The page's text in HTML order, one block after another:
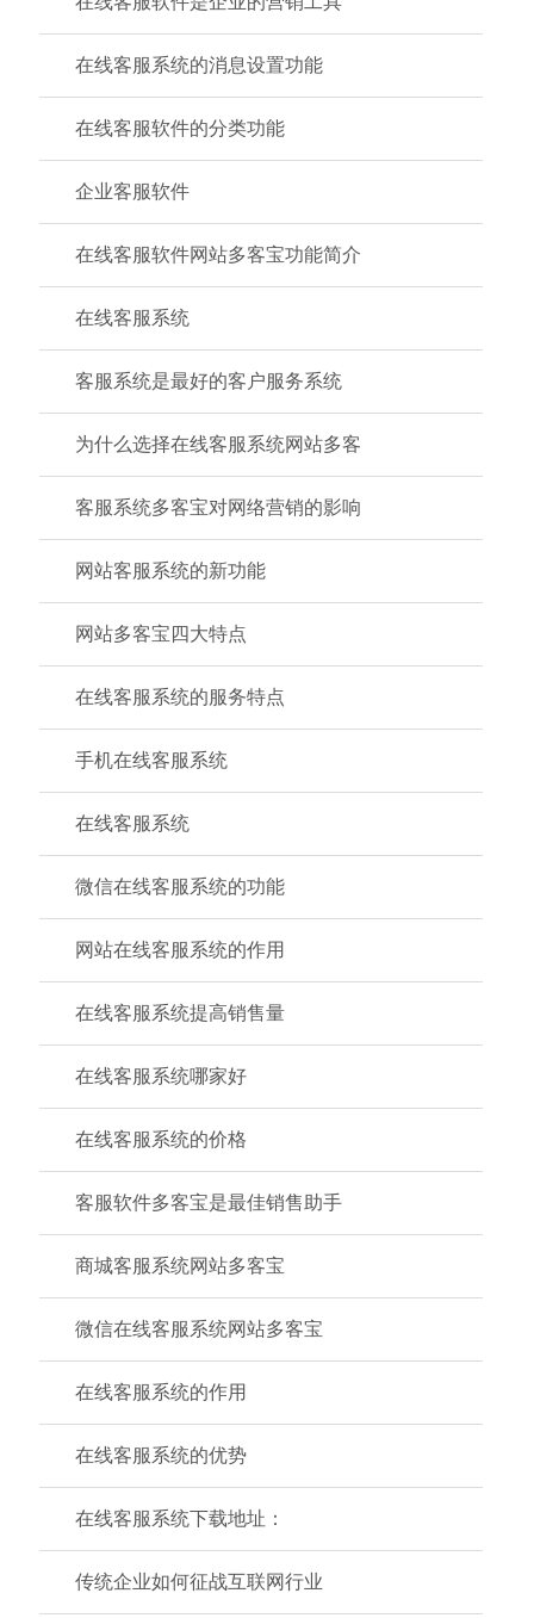
在线客服系统的消息设置功能
在线客服软件的分类功能
企业客服软件
在线客服软件网站多客宝功能简介
在线客服系统
客服系统是最好的客户服务系统
为什么选择在线客服系统网站多客
客服系统多客宝对网络营销的影响
网站客服系统的新功能
网站多客宝四大特点
在线客服系统的服务特点
手机在线客服系统
在线客服系统
微信在线客服系统的功能
网站在线客服系统的作用
在线客服系统提高销售量
在线客服系统哪家好
在线客服系统的价格
客服软件多客宝是最佳销售助手
商城客服系统网站多客宝
微信在线客服系统网站多客宝
在线客服系统的作用
在线客服系统的优势
在线客服系统下载地址：
传统企业如何征战互联网行业